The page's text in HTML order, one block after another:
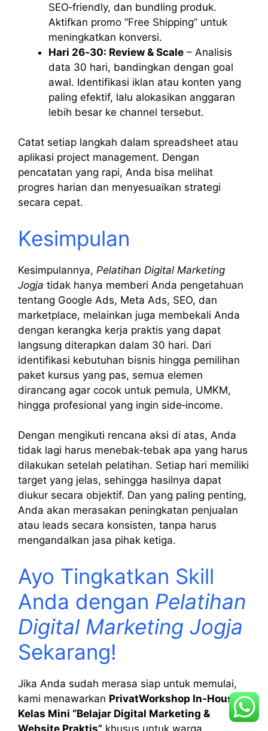
SEO‑friendly, dan bundling produk.
Aktifkan promo “Free Shipping” untuk
meningkatkan konversi.
Hari 26‑30: Review & Scale – Analisis
data 30 hari, bandingkan dengan goal
awal. Identifikasi iklan atau konten yang
paling efektif, lalu alokasikan anggaran
lebih besar ke channel tersebut.
Catat setiap langkah dalam spreadsheet atau
aplikasi project management. Dengan
pencatatan yang rapi, Anda bisa melihat
progres harian dan menyesuaikan strategi
secara cepat.
Kesimpulan
Kesimpulannya, Pelatihan Digital Marketing
Jogja tidak hanya memberi Anda pengetahuan
tentang Google Ads, Meta Ads, SEO, dan
marketplace, melainkan juga membekali Anda
dengan kerangka kerja praktis yang dapat
langsung diterapkan dalam 30 hari. Dari
identifikasi kebutuhan bisnis hingga pemilihan
paket kursus yang pas, semua elemen
dirancang agar cocok untuk pemula, UMKM,
hingga profesional yang ingin side‑income.
Dengan mengikuti rencana aksi di atas, Anda
tidak lagi harus menebak‑tebak apa yang harus
dilakukan setelah pelatihan. Setiap hari memiliki
target yang jelas, sehingga hasilnya dapat
diukur secara objektif. Dan yang paling penting,
Anda akan merasakan peningkatan penjualan
atau leads secara konsisten, tanpa harus
mengandalkan jasa pihak ketiga.
Ayo Tingkatkan Skill
Anda dengan Pelatihan
Digital Marketing Jogja
Sekarang!
Jika Anda sudah merasa siap untuk memulai,
kami menawarkan PrivatWorkshop In‑House /
Kelas Mini “Belajar Digital Marketing &
Website Praktis” khusus untuk warga